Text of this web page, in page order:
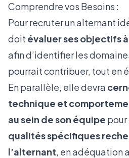
Comprendre vos Besoins :
Pour recruter un alternant
doit évaluer ses objectifs
afin d’identifier les
pourrait contribuer, tout en
En parallèle, elle devra
technique et
au sein de son équipe
qualités spécifiques
l’alternant, en adéquation